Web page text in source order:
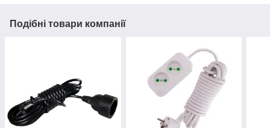
Подібні товари компанії